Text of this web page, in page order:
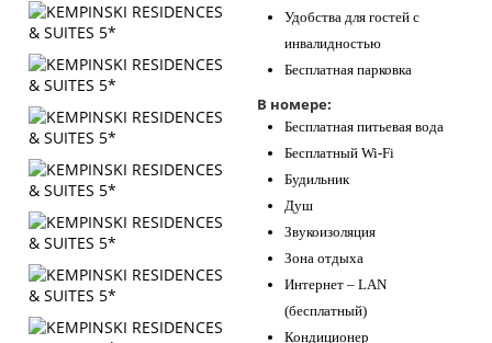
Удобства для гостей с
инвалидностью
Бесплатная парковка
В номере:
Бесплатная питьевая вода
Бесплатный Wi-Fi
Будильник
Душ
Звукоизоляция
Зона отдыха
Интернет – LAN
(бесплатный)
Кондиционер